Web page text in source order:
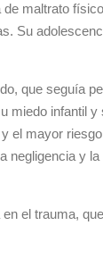
maltrato
Su
que seguía
infantil
mayor
y
el trauma,